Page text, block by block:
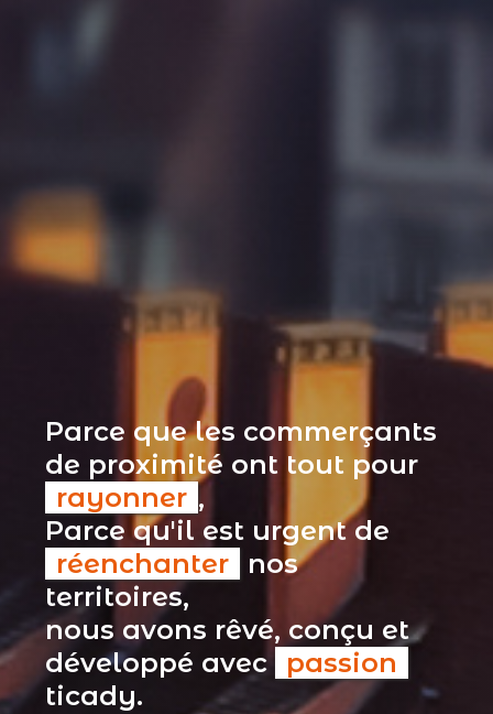
Parce que les commerçants
de proximité ont tout pour
rayonner ,
Parce qu'il est urgent de
réenchanter
nos
territoires,
nous avons rêvé, conçu et
développé avec passion
ticady.